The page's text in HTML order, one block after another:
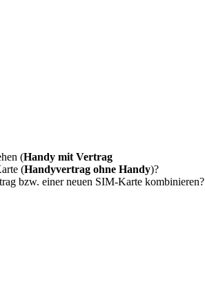
(Handy mit Vertrag
(Handyvertrag ohne Handy)?
bzw. einer neuen SIM-Karte kombinieren?